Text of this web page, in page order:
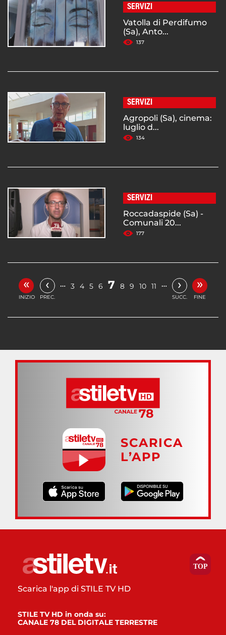
SERVIZI
Vatolla di Perdifumo
(Sa), Anto...
137
SERVIZI
Agropoli (Sa), cinema:
luglio d...
134
SERVIZI
Roccadaspide (Sa) -
Comunali 20...
177
«
INIZIO
‹
PREC.
… 3 4 5 6 7 8 9 10 11 … ›
SUCC.
»
FINE
SCARICA
L’APP
Scarica l'app di STILE TV HD
STILE TV HD in onda su:
CANALE 78 DEL DIGITALE TERRESTRE